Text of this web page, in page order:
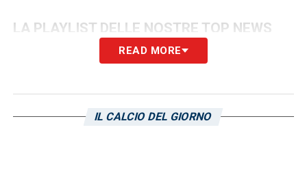
LA PLAYLIST DELLE NOSTRE TOP NEWS
READ MORE
IL CALCIO DEL GIORNO